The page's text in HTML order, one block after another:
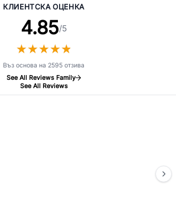
КЛИЕНТСКА ОЦЕНКА
4.85/5
★★★★★
★★★★★
Въз основа на 2595 отзива
See All Reviews Family
See All Reviews